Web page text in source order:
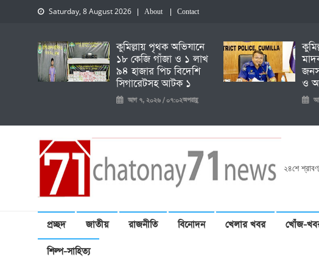
Saturday, 8 August 2026 About Contact
কুমিল্লায় পৃথক অভিযানে
১৮ কেজি গাঁজা ও ১ লাখ
৯৪ হাজার পিচ বিদেশি
সিগারেটসহ আটক ১
আগ ৭, ২০২৬ / ০৭:০২অপরাহ্ণ
ও
২৪শে
প্রচ্ছদ জাতীয় রাজনীতি বিনোদন খেলার খবর খোঁজ-
শিল্প-সাহিত্য